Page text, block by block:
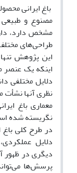
باغ ایرانی
مصنوع و
مشخص دارد،
طراحی‌های
این پژوهش
اینکه یک عنصر
دلایل مختلفی
نظری آنها نشأت
معماری باغ
نگریسته شده
در طرح کلی باغ
دلایل
دیگری در ظهور
پرسش‌ها